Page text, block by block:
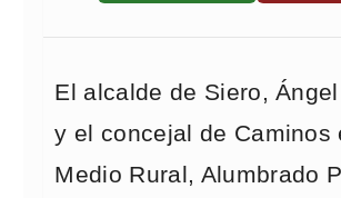
El alcalde de Siero,
y el concejal de Caminos
Medio Rural, Alumbrado